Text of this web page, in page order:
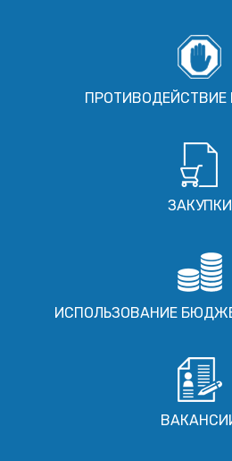
ПРОТИВОДЕЙСТВИЕ
ЗАКУПКИ
ИСПОЛЬЗОВАНИЕ